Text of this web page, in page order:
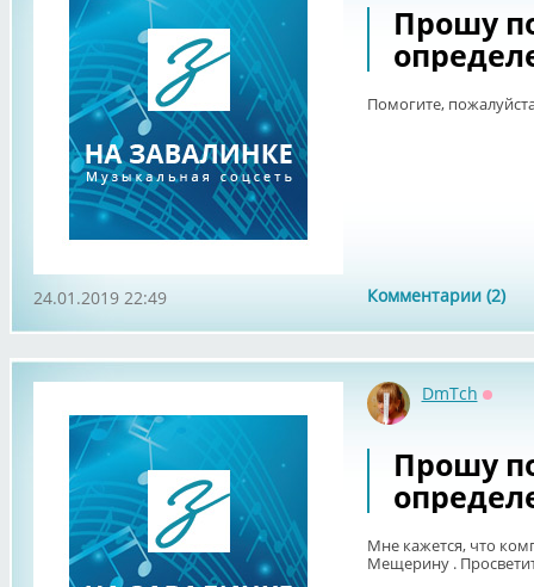
Прошу
Помогите,
Комментарии (2)
24.01.2019 22:49
DmTch
Прошу
Мне кажется, что
Мещерину .